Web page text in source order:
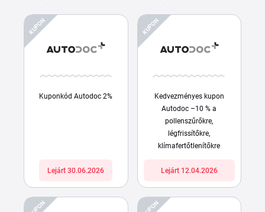
KUPON
Kuponkód Autodoc 2%
Lejárt 30.06.2026
KUPON
Kedvezményes kupon
Autodoc –10 % a
pollenszűrőkre,
légfrissítőkre,
klímafertőtlenítőkre
Lejárt 12.04.2026